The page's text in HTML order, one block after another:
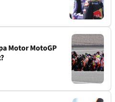
Motor MotoGP